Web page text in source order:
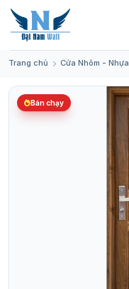
Skip
content
Trang chủ Cửa Nhôm - Nhựa
Bán chạy